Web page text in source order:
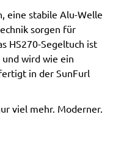
eine stabile Alu-Welle
sorgen für
HS270-Segeltuch ist
wird wie ein
in der SunFurl
viel mehr. Moderner.